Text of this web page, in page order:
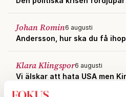
Johan Romin6 augusti
Andersson, hur ska du få
Klara Klingspor6 augusti
Vi älskar att hata USA men